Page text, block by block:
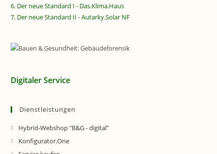
6. Der neue Standard I - Das.Klima.Haus
7. Der neue Standard II - Autarky.Solar NF
Digitaler Service
Dienstleistungen
Hybrid-Webshop "B&G - digital"
Konfigurator.One